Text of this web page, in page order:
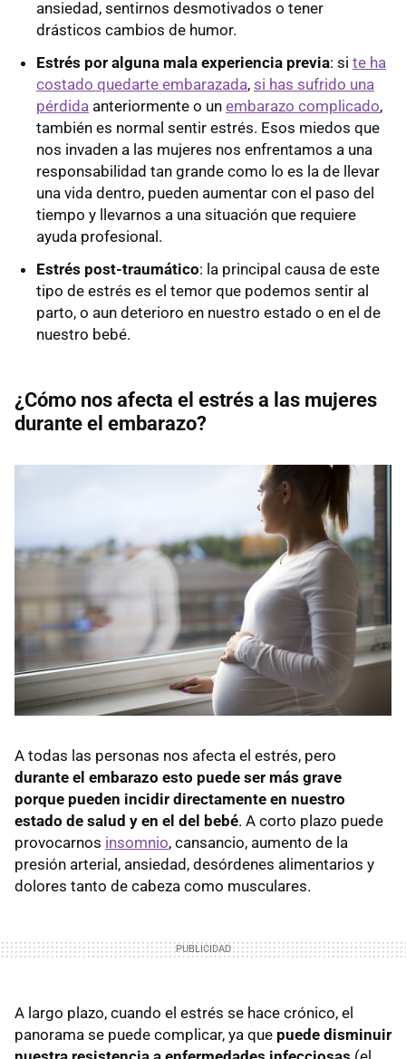
ansiedad, sentirnos desmotivados o tener
drásticos cambios de humor.
Estrés por alguna mala experiencia previa: si te ha
costado quedarte embarazada, si has sufrido una
pérdida anteriormente o un embarazo complicado,
también es normal sentir estrés. Esos miedos que
nos invaden a las mujeres nos enfrentamos a una
responsabilidad tan grande como lo es la de llevar
una vida dentro, pueden aumentar con el paso del
tiempo y llevarnos a una situación que requiere
ayuda profesional.
Estrés post-traumático: la principal causa de este
tipo de estrés es el temor que podemos sentir al
parto, o aun deterioro en nuestro estado o en el de
nuestro bebé.
¿Cómo nos afecta el estrés a las mujeres
durante el embarazo?
A todas las personas nos afecta el estrés, pero
durante el embarazo esto puede ser más grave
porque pueden incidir directamente en nuestro
estado de salud y en el del bebé. A corto plazo puede
provocarnos insomnio, cansancio, aumento de la
presión arterial, ansiedad, desórdenes alimentarios y
dolores tanto de cabeza como musculares.
A largo plazo, cuando el estrés se hace crónico, el
panorama se puede complicar, ya que puede disminuir